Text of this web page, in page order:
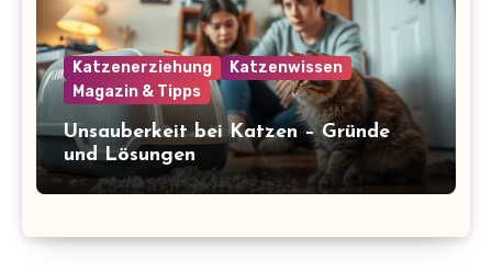
Katzenerziehung
Katzenwissen
Magazin & Tipps
Unsauberkeit bei Katzen – Gründe
und Lösungen